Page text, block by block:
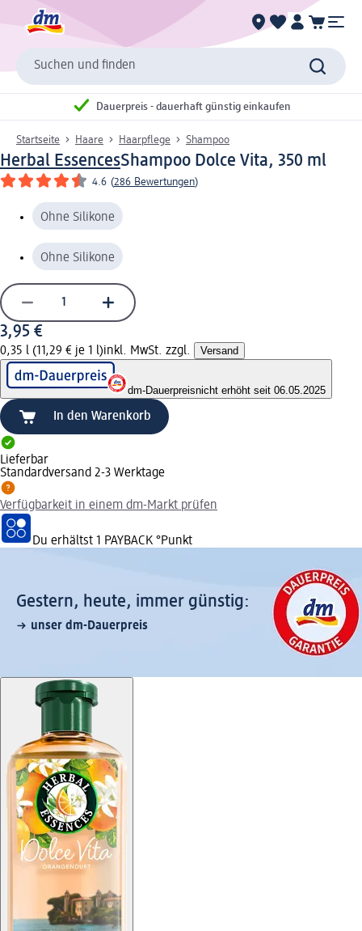
Suchen und finden
Dauerpreis - dauerhaft günstig einkaufen
Startseite Haare Haarpflege Shampoo
Herbal EssencesShampoo Dolce Vita, 350 ml
4.6 (286 Bewertungen)
Ohne Silikone
Ohne Silikone
3,95 €
0,35 l (11,29 € je 1 l)inkl. MwSt. zzgl. Versand
dm-Dauerpreisnicht erhöht seit 06.05.2025
In den Warenkorb
Lieferbar
Standardversand 2-3 Werktage
Verfügbarkeit in einem dm-Markt prüfen
Du erhältst 1 PAYBACK °Punkt
Gestern, heute, immer günstig:
unser dm-Dauerpreis